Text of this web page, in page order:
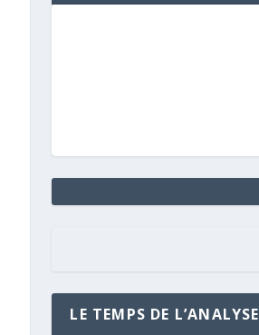
LE TEMPS DE L’ANALYSE